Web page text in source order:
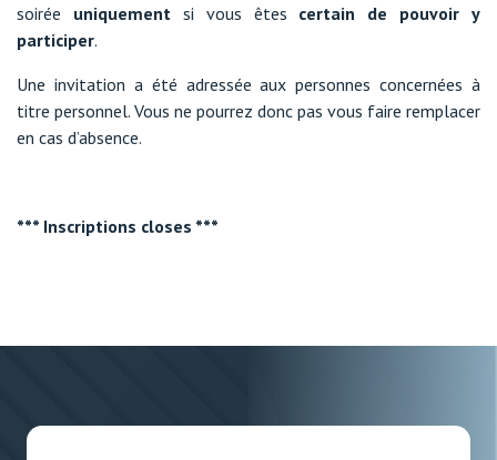
soirée uniquementsi vous êtes certain de pouvoir y
participer.
Une invitation a été adressée aux personnes concernées à
titre personnel. Vous ne pourrez donc pas vous faire remplacer
en cas d’absence.
*** Inscriptions closes ***